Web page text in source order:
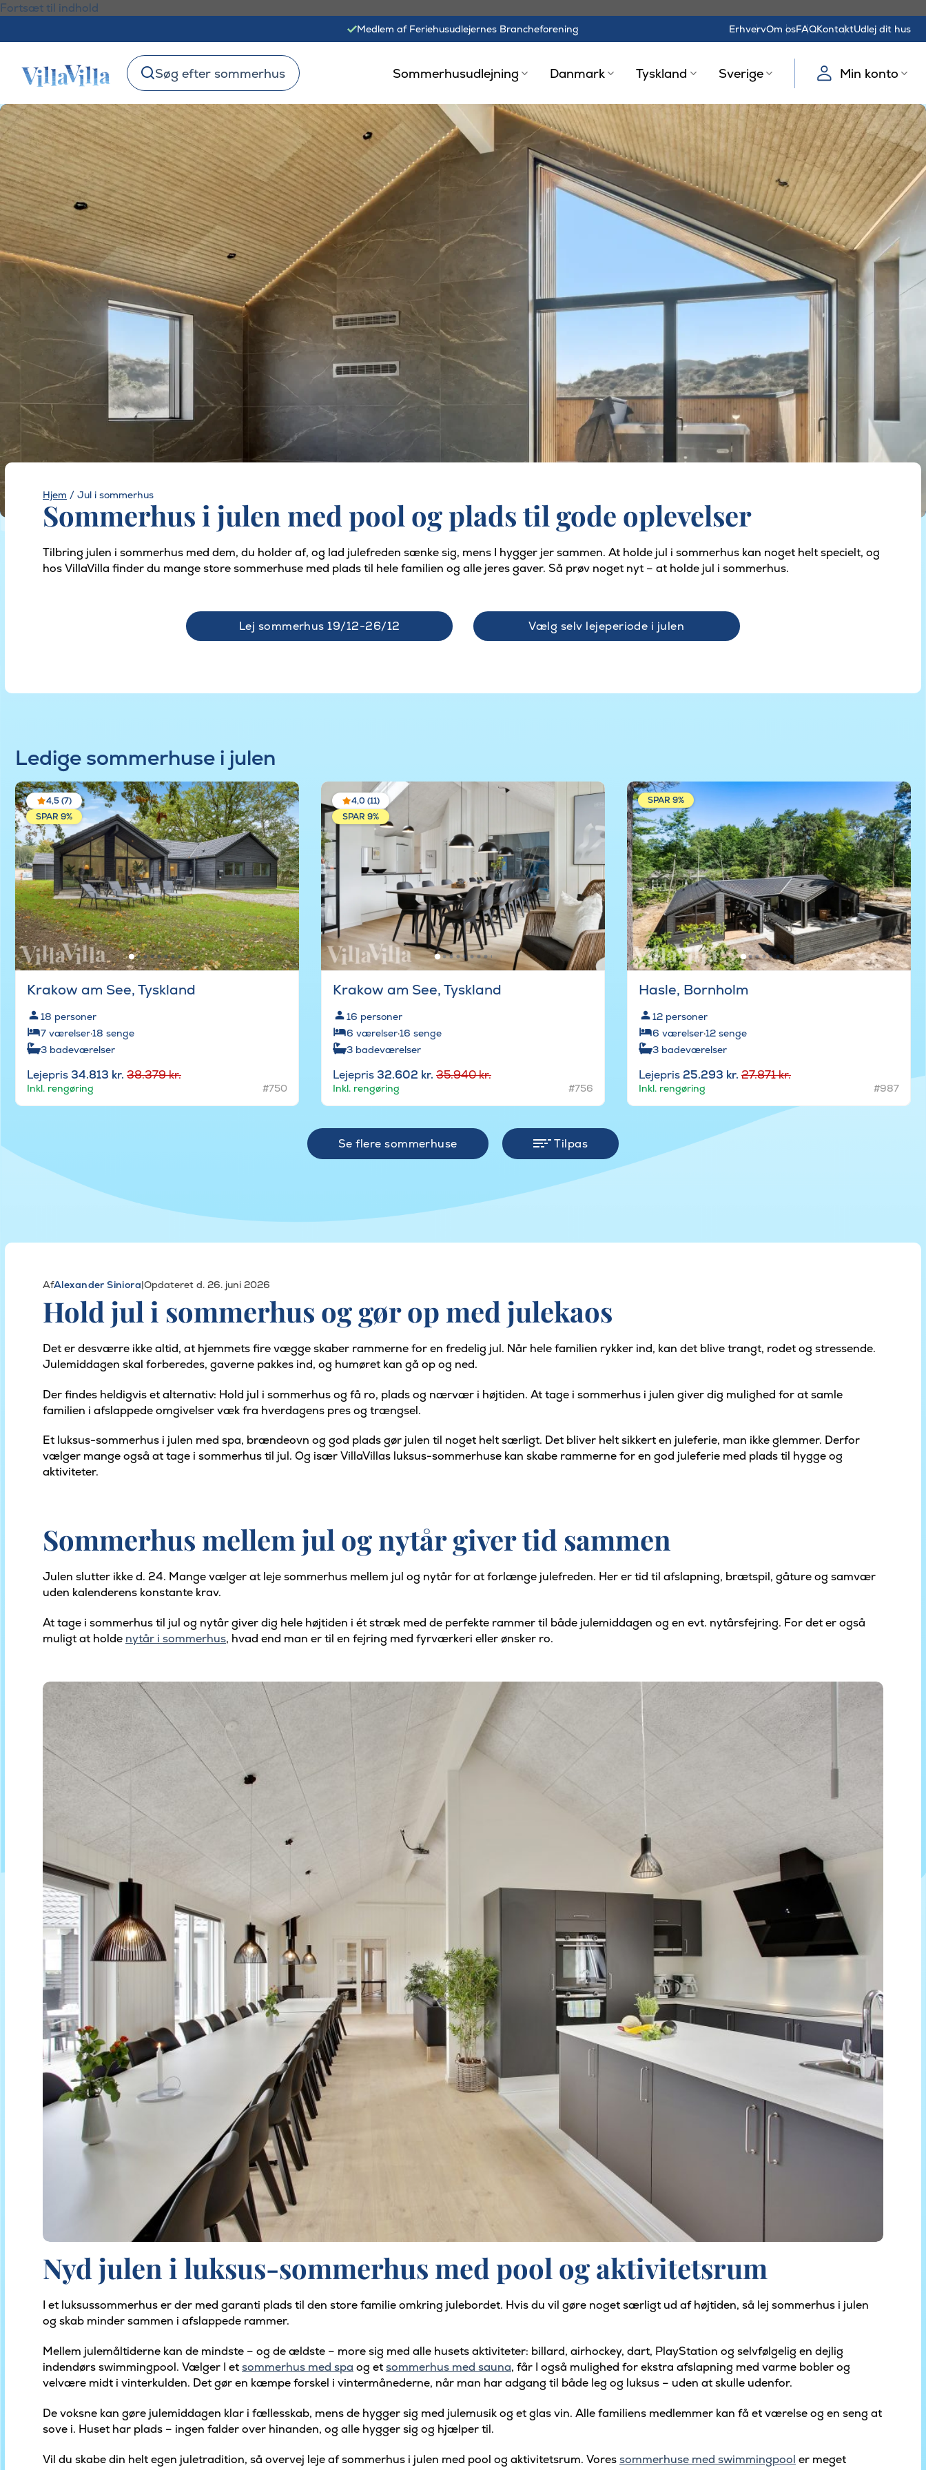
Fortsæt til indhold
Medlem af Feriehusudlejernes Brancheforening ErhvervOm osFAQKontaktUdlej dit hus
Søg efter sommerhus Sommerhusudlejning Danmark Tyskland Sverige Min konto
Hjem / Jul i sommerhus
Sommerhus i julen med pool og plads til gode oplevelser
Tilbring julen i sommerhus med dem, du holder af, og lad julefreden sænke sig, mens I hygger jer sammen. At holde jul i sommerhus kan noget helt specielt, og
hos VillaVilla finder du mange store sommerhuse med plads til hele familien og alle jeres gaver. Så prøv noget nyt – at holde jul i sommerhus.
Lej sommerhus 19/12-26/12 Vælg selv lejeperiode i julen
Ledige sommerhuse i julen
4,5 (7)
SPAR 9%
Krakow am See, Tyskland
18 personer
7 værelser·18 senge
3 badeværelser
Lejepris 34.813 kr. 38.379 kr.
Inkl. rengøring #750
4,0 (11)
SPAR 9%
Krakow am See, Tyskland
16 personer
6 værelser·16 senge
3 badeværelser
Lejepris 32.602 kr. 35.940 kr.
Inkl. rengøring #756
SPAR 9%
Hasle, Bornholm
12 personer
6 værelser·12 senge
3 badeværelser
Lejepris 25.293 kr. 27.871 kr.
Inkl. rengøring #987
Se flere sommerhuse Tilpas
AfAlexander Siniora|Opdateret d. 26. juni 2026
Hold jul i sommerhus og gør op med julekaos
Det er desværre ikke altid, at hjemmets fire vægge skaber rammerne for en fredelig jul. Når hele familien rykker ind, kan det blive trangt, rodet og stressende.
Julemiddagen skal forberedes, gaverne pakkes ind, og humøret kan gå op og ned.
Der findes heldigvis et alternativ: Hold jul i sommerhus og få ro, plads og nærvær i højtiden. At tage i sommerhus i julen giver dig mulighed for at samle
familien i afslappede omgivelser væk fra hverdagens pres og trængsel.
Et luksus-sommerhus i julen med spa, brændeovn og god plads gør julen til noget helt særligt. Det bliver helt sikkert en juleferie, man ikke glemmer. Derfor
vælger mange også at tage i sommerhus til jul. Og især VillaVillas luksus-sommerhuse kan skabe rammerne for en god juleferie med plads til hygge og
aktiviteter.
Sommerhus mellem jul og nytår giver tid sammen
Julen slutter ikke d. 24. Mange vælger at leje sommerhus mellem jul og nytår for at forlænge julefreden. Her er tid til afslapning, brætspil, gåture og samvær
uden kalenderens konstante krav.
At tage i sommerhus til jul og nytår giver dig hele højtiden i ét stræk med de perfekte rammer til både julemiddagen og en evt. nytårsfejring. For det er også
muligt at holde nytår i sommerhus, hvad end man er til en fejring med fyrværkeri eller ønsker ro.
Nyd julen i luksus-sommerhus med pool og aktivitetsrum
I et luksussommerhus er der med garanti plads til den store familie omkring julebordet. Hvis du vil gøre noget særligt ud af højtiden, så lej sommerhus i julen
og skab minder sammen i afslappede rammer.
Mellem julemåltiderne kan de mindste – og de ældste – more sig med alle husets aktiviteter: billard, airhockey, dart, PlayStation og selvfølgelig en dejlig
indendørs swimmingpool. Vælger I etsommerhus med spa og etsommerhus med sauna, får I også mulighed for ekstra afslapning med varme bobler og
velvære midt i vinterkulden. Det gør en kæmpe forskel i vintermånederne, når man har adgang til både leg og luksus – uden at skulle udenfor.
De voksne kan gøre julemiddagen klar i fællesskab, mens de hygger sig med julemusik og et glas vin. Alle familiens medlemmer kan få et værelse og en seng at
sove i. Huset har plads – ingen falder over hinanden, og alle hygger sig og hjælper til.
Vil du skabe din helt egen juletradition, så overvej leje af sommerhus i julen med pool og aktivitetsrum. Voressommerhuse med swimmingpool er meget